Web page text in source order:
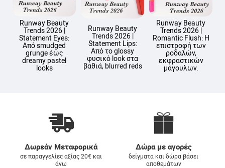
Runway Beauty
Trends 2026 |
Statement Eyes:
Από smudged
grunge έως
dreamy pastel
looks
Runway Beauty
Trends 2026 |
Statement Lips:
Από το glossy
φυσικό look στα
βαθιά, blurred reds
Runway Beauty
Trends 2026 |
Romantic Flush: Η
επιστροφή των
ροδαλών,
εκφραστικών
μάγουλων.
Δωρεάν Μεταφορικά
σε παραγγελίες αξίας 20€ και
άνω
Δώρα με αγορές
δείγματα και δώρα βάσει
αποθεμάτων